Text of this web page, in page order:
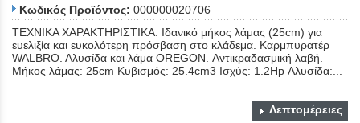
Κωδικός Προϊόντος: 000000020706
ΤΕΧΝΙΚΑ ΧΑΡΑΚΤΗΡΙΣΤΙΚΑ: Ιδανικό μήκος λάμας (25cm) για
ευελιξία και ευκολότερη πρόσβαση στο κλάδεμα. Καρμπυρατέρ
WALBRO. Aλυσίδα και λάμα OREGON. Αντικραδασμική λαβή.
Μήκος λάμας: 25cm Κυβισμός: 25.4cm3 Ισχύς: 1.2Hp Αλυσίδα:...
Λεπτομέρειες